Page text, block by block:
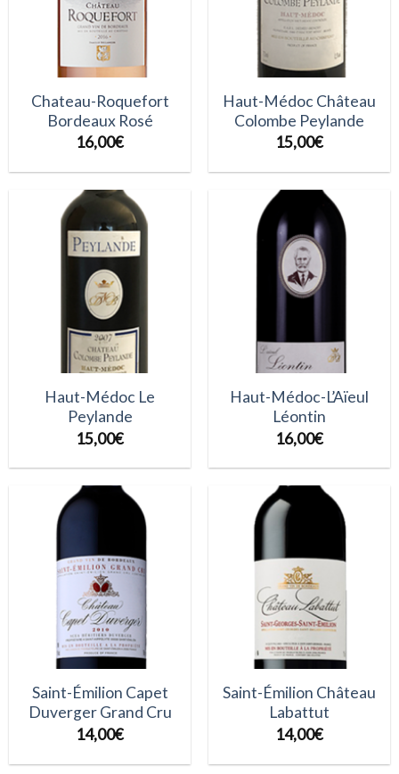
Chateau-Roquefort
Bordeaux Rosé
16,00€
Haut-Médoc Château
Colombe Peylande
15,00€
Haut-Médoc Le
Peylande
15,00€
Haut-Médoc-L’Aïeul
Léontin
16,00€
Saint-Émilion Capet
Duverger Grand Cru
14,00€
Saint-Émilion Château
Labattut
14,00€